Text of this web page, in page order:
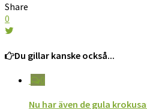
Share
0
Du gillar kanske också...
0
Nu har även de gula